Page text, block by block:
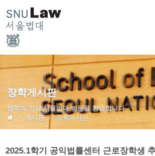
장학게시판
법학의 전당 서울법대 방문을 환영합니다
게시판
장학게시판
2025.1학기 공익법률센터 근로장학생